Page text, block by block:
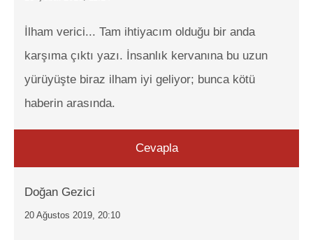
İlham verici... Tam ihtiyacım olduğu bir anda
karşıma çıktı yazı. İnsanlık kervanına bu uzun
yürüyüşte biraz ilham iyi geliyor; bunca kötü
haberin arasında.
Cevapla
Doğan Gezici
20 Ağustos 2019, 20:10